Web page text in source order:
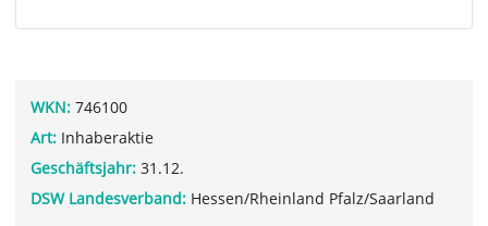
WKN: 746100
Art: Inhaberaktie
Geschäftsjahr: 31.12.
DSW Landesverband: Hessen/Rheinland Pfalz/Saarland